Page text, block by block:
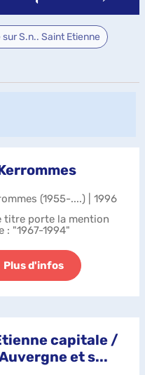
S.n.. Saint Etienne
(1955-....) | 1996
titre porte la mention
: "1967-1994"
Plus d'infos
capitale /
et s...